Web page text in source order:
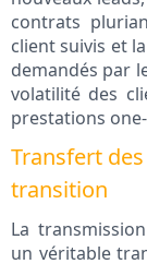
contrats
client suivis et
demandés par
volatilité des
prestations
Transfert
transition
La
un véritable